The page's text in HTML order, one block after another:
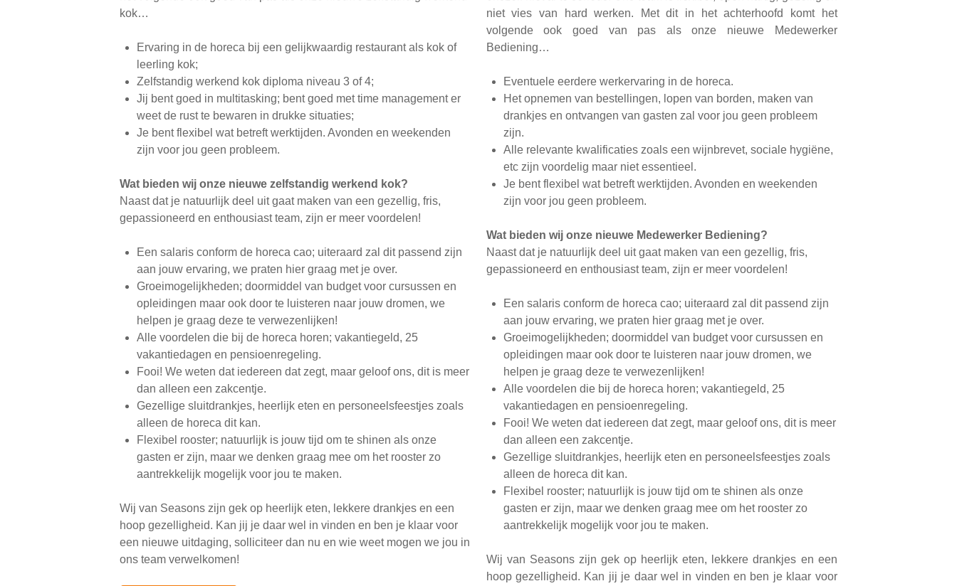
kok…
Ervaring in de horeca bij een gelijkwaardig restaurant als kok of
leerling kok;
Zelfstandig werkend kok diploma niveau 3 of 4;
Jij bent goed in multitasking; bent goed met time management er
weet de rust te bewaren in drukke situaties;
Je bent flexibel wat betreft werktijden. Avonden en weekenden
zijn voor jou geen probleem.
Wat bieden wij onze nieuwe zelfstandig werkend kok?
Naast dat je natuurlijk deel uit gaat maken van een gezellig, fris,
gepassioneerd en enthousiast team, zijn er meer voordelen!
Een salaris conform de horeca cao; uiteraard zal dit passend zijn
aan jouw ervaring, we praten hier graag met je over.
Groeimogelijkheden; doormiddel van budget voor cursussen en
opleidingen maar ook door te luisteren naar jouw dromen, we
helpen je graag deze te verwezenlijken!
Alle voordelen die bij de horeca horen; vakantiegeld, 25
vakantiedagen en pensioenregeling.
Fooi! We weten dat iedereen dat zegt, maar geloof ons, dit is meer
dan alleen een zakcentje.
Gezellige sluitdrankjes, heerlijk eten en personeelsfeestjes zoals
alleen de horeca dit kan.
Flexibel rooster; natuurlijk is jouw tijd om te shinen als onze
gasten er zijn, maar we denken graag mee om het rooster zo
aantrekkelijk mogelijk voor jou te maken.
Wij van Seasons zijn gek op heerlijk eten, lekkere drankjes en een
hoop gezelligheid. Kan jij je daar wel in vinden en ben je klaar voor
een nieuwe uitdaging, solliciteer dan nu en wie weet mogen we jou in
ons team verwelkomen!
niet vies van hard werken. Met dit in het achterhoofd komt het
volgende ook goed van pas als onze nieuwe Medewerker
Bediening…
Eventuele eerdere werkervaring in de horeca.
Het opnemen van bestellingen, lopen van borden, maken van
drankjes en ontvangen van gasten zal voor jou geen probleem
zijn.
Alle relevante kwalificaties zoals een wijnbrevet, sociale hygiëne,
etc zijn voordelig maar niet essentieel.
Je bent flexibel wat betreft werktijden. Avonden en weekenden
zijn voor jou geen probleem.
Wat bieden wij onze nieuwe Medewerker Bediening?
Naast dat je natuurlijk deel uit gaat maken van een gezellig, fris,
gepassioneerd en enthousiast team, zijn er meer voordelen!
Een salaris conform de horeca cao; uiteraard zal dit passend zijn
aan jouw ervaring, we praten hier graag met je over.
Groeimogelijkheden; doormiddel van budget voor cursussen en
opleidingen maar ook door te luisteren naar jouw dromen, we
helpen je graag deze te verwezenlijken!
Alle voordelen die bij de horeca horen; vakantiegeld, 25
vakantiedagen en pensioenregeling.
Fooi! We weten dat iedereen dat zegt, maar geloof ons, dit is meer
dan alleen een zakcentje.
Gezellige sluitdrankjes, heerlijk eten en personeelsfeestjes zoals
alleen de horeca dit kan.
Flexibel rooster; natuurlijk is jouw tijd om te shinen als onze
gasten er zijn, maar we denken graag mee om het rooster zo
aantrekkelijk mogelijk voor jou te maken.
Wij van Seasons zijn gek op heerlijk eten, lekkere drankjes en een
hoop gezelligheid. Kan jij je daar wel in vinden en ben je klaar voor